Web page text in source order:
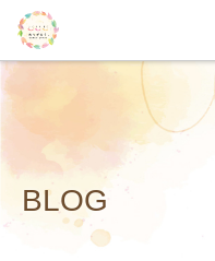
BLOG